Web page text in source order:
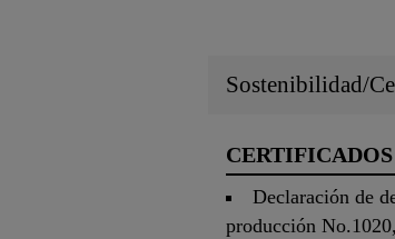
Sostenibilidad/
Declaración de
producción